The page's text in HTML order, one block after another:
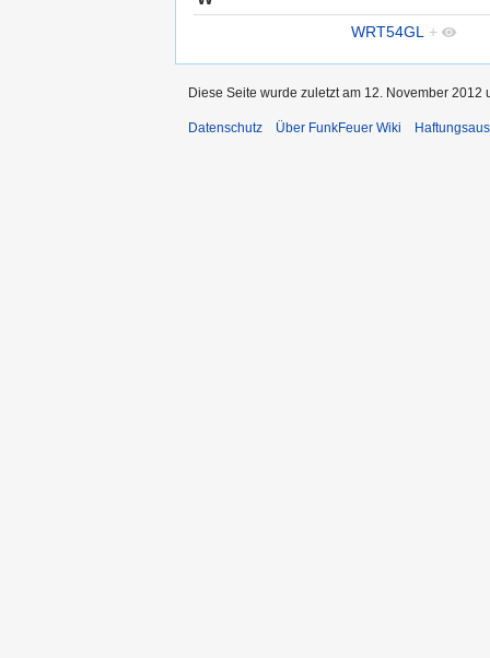
WRT54GL +
Diese Seite wurde zuletzt am 12. November 2012
Datenschutz Über FunkFeuer Wiki